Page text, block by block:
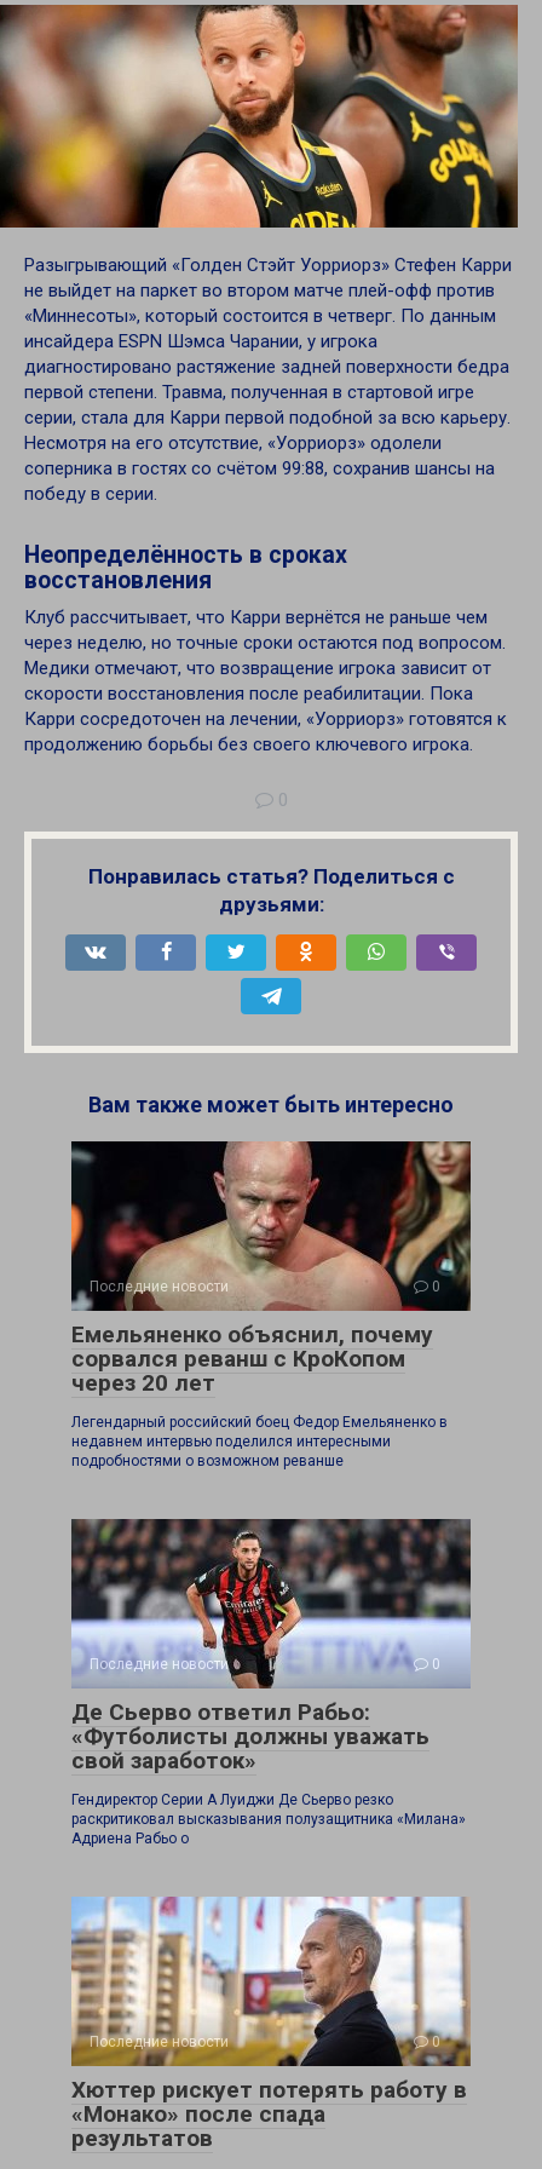
Разыгрывающий «Голден Стэйт Уорриорз» Стефен Карри
не выйдет на паркет во втором матче плей-офф против
«Миннесоты», который состоится в четверг. По данным
инсайдера ESPN Шэмса Чарании, у игрока
диагностировано растяжение задней поверхности бедра
первой степени. Травма, полученная в стартовой игре
серии, стала для Карри первой подобной за всю карьеру.
Несмотря на его отсутствие, «Уорриорз» одолели
соперника в гостях со счётом 99:88, сохранив шансы на
победу в серии.
Неопределённость в сроках
восстановления
Клуб рассчитывает, что Карри вернётся не раньше чем
через неделю, но точные сроки остаются под вопросом.
Медики отмечают, что возвращение игрока зависит от
скорости восстановления после реабилитации. Пока
Карри сосредоточен на лечении, «Уорриорз» готовятся к
продолжению борьбы без своего ключевого игрока.
0
Понравилась статья? Поделиться с
друзьями:
Вам также может быть интересно
Последние новости 0
Емельяненко объяснил, почему
сорвался реванш с КроКопом
через 20 лет
Легендарный российский боец Федор Емельяненко в
недавнем интервью поделился интересными
подробностями о возможном реванше
Последние новости 0
Де Сьерво ответил Рабьо:
«Футболисты должны уважать
свой заработок»
Гендиректор Серии А Луиджи Де Сьерво резко
раскритиковал высказывания полузащитника «Милана»
Адриена Рабьо о
Последние новости 0
Хюттер рискует потерять работу в
«Монако» после спада
результатов